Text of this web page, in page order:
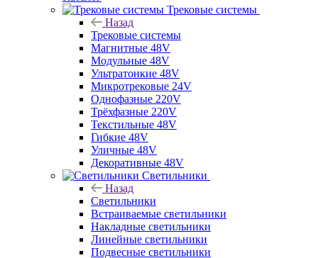
Трековые системы
Назад
Трековые системы
Магнитные 48V
Модульные 48V
Ультратонкие 48V
Микротрековые 24V
Однофазные 220V
Трёхфазные 220V
Текстильные 48V
Гибкие 48V
Уличные 48V
Декоративные 48V
Светильники
Назад
Светильники
Встраиваемые светильники
Накладные светильники
Линейные светильники
Подвесные светильники